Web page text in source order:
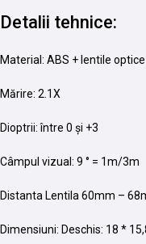
Detalii tehnice:
Material: ABS + lentile
Mărire: 2.1X
Dioptrii: între 0 și +3
Câmpul vizual: 9 ° = 1m/3m
Distanta Lentila 60mm –
Dimensiuni: Deschis: 18 *